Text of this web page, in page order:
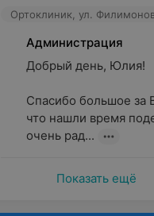
Ортоклиник, ул.
Администрация
Добрый день, Юлия!
Спасибо большое за
что нашли время
очень рад...
Показать ещё